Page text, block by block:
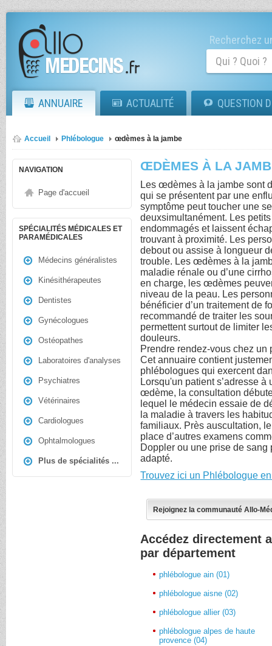
Recherchez
ANNUAIRE ACTUALITÉ QUESTION
Accueil Phlébologue œdèmes à la jambe
NAVIGATION
Page d'accueil
SPÉCIALITÉS MÉDICALES ET
PARAMÉDICALES
Médecins généralistes
Kinésithérapeutes
Dentistes
Gynécologues
Ostéopathes
Laboratoires d'analyses
Psychiatres
Vétérinaires
Cardiologues
Ophtalmologues
Plus de spécialités ...
ŒDÈMES À LA
Les œdèmes à la jambe sont
qui se présentent par une
symptôme peut toucher une
deuxsimultanément. Les
endommagés et laissent
trouvant à proximité. Les
debout ou assise à longueur
trouble. Les œdèmes à la
maladie rénale ou d’une
en charge, les œdèmes
niveau de la peau. Les
bénéficier d’un traitement de
recommandé de traiter les
permettent surtout de limiter
douleurs.
Prendre rendez-vous chez
Cet annuaire contient
phlébologues qui exercent
Lorsqu'un patient s’adresse
œdème, la consultation
lequel le médecin essaie de
la maladie à travers les
familiaux. Près auscultation,
place d’autres examens
Doppler ou une prise de
adapté.
Trouvez ici un Phlébologue
Rejoignez la communauté Allo-
Accédez directement
par département
phlébologue ain (01)
phlébologue aisne (02)
phlébologue allier (03)
phlébologue alpes de haute
provence (04)